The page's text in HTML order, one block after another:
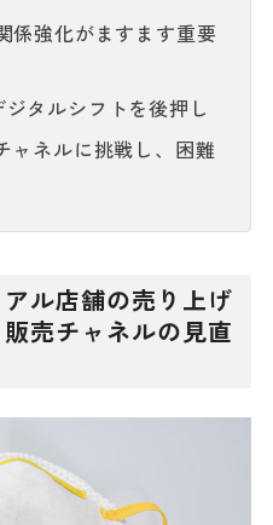
係強化がますます重要
タルシフトを後押し
ャネルに挑戦し、困難
ル店舗の売り上げ
売チャネルの見直